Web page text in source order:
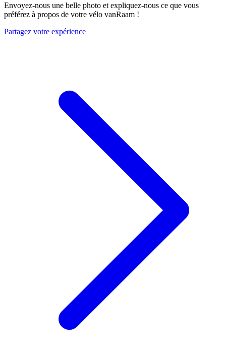
Envoyez-nous une belle photo et expliquez-nous ce que vous
préférez à propos de votre vélo vanRaam !
Partagez votre expérience